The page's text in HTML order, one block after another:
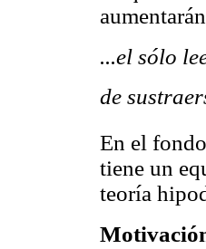
...el sólo
de
En el
tiene un
teoría